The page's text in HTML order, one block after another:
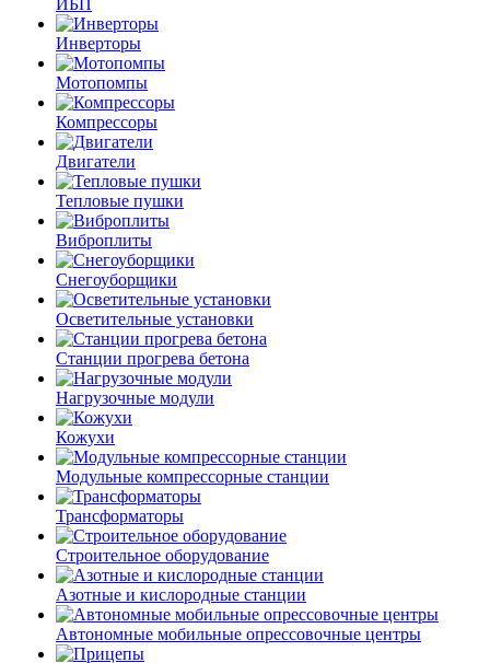
ИБП
Инверторы
Мотопомпы
Компрессоры
Двигатели
Тепловые пушки
Виброплиты
Снегоуборщики
Осветительные установки
Станции прогрева бетона
Нагрузочные модули
Кожухи
Модульные компрессорные станции
Трансформаторы
Строительное оборудование
Азотные и кислородные станции
Автономные мобильные опрессовочные центры